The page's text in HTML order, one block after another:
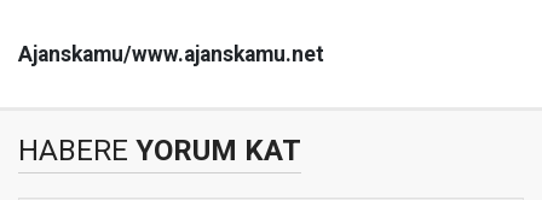
Ajanskamu/www.ajanskamu.net
HABERE YORUM KAT